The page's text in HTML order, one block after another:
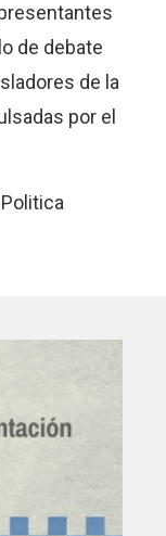
de debate
de la
por el